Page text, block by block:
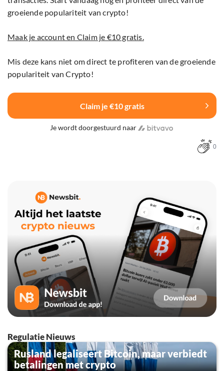
groeiende populariteit van crypto!
Maak je account en Claim je €10 gratis.
Mis deze kans niet om direct te profiteren van de groeiende
populariteit van Crypto!
Claim je €10 gratis
Je wordt doorgestuurd naar
0
Regulatie Nieuws
Rusland legaliseert Bitcoin, maar verbiedt
betalingen met crypto